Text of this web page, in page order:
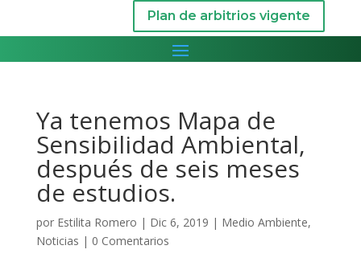
Plan de arbitrios vigente
Ya tenemos Mapa de
Sensibilidad Ambiental,
después de seis meses
de estudios.
por Estilita Romero | Dic 6, 2019 | Medio Ambiente,
Noticias | 0 Comentarios